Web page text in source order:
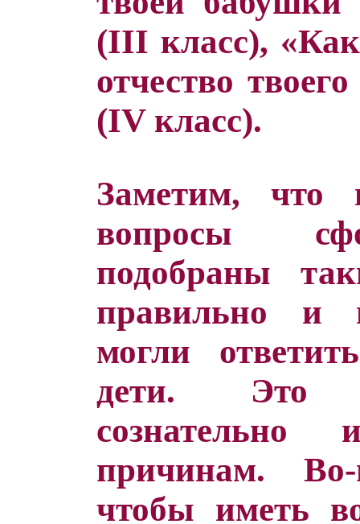
(III класс),
отчество
(IV класс).
Заметим, что
вопросы
подобраны
правильно и
могли
дети. Это
причинам.
чтобы иметь